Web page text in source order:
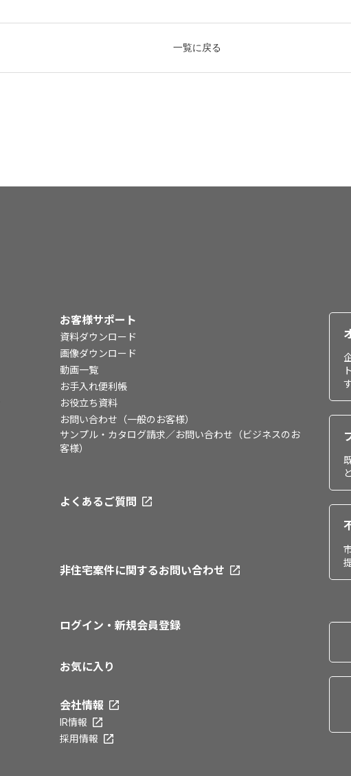
一覧に戻る
お客様サポート
資料ダウンロード
画像ダウンロード
動画一覧
お手入れ便利帳
お役立ち資料
お問い合わせ（一般のお客様）
サンプル・カタログ請求／お問い合わせ（ビジネスのお
客様）
よくあるご質問
非住宅案件に関するお問い合わせ
ログイン・新規会員登録
お気に入り
会社情報
IR情報
採用情報